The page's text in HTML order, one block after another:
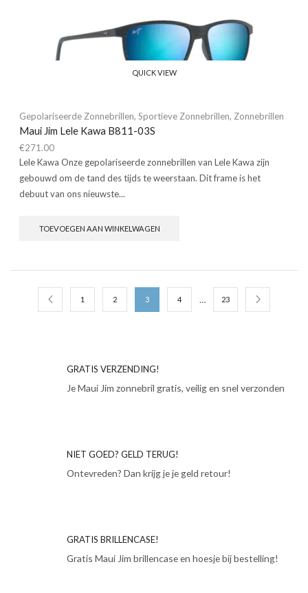
QUICK VIEW
Gepolariseerde Zonnebrillen, Sportieve Zonnebrillen, Zonnebrillen
Maui Jim Lele Kawa B811-03S
€271.00
Lele Kawa Onze gepolariseerde zonnebrillen van Lele Kawa zijn
gebouwd om de tand des tijds te weerstaan. Dit frame is het
debuut van ons nieuwste...
TOEVOEGEN AAN WINKELWAGEN
1 2 3 4 … 23
GRATIS VERZENDING!
Je Maui Jim zonnebril gratis, veilig en snel verzonden
NIET GOED? GELD TERUG!
Ontevreden? Dan krijg je je geld retour!
GRATIS BRILLENCASE!
Gratis Maui Jim brillencase en hoesje bij bestelling!